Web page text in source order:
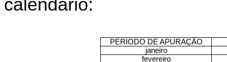
calendário:
PERÍODO DE APURAÇÃO
janeiro
fevereiro